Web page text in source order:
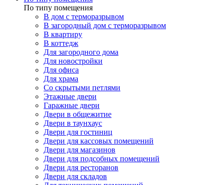
По типу помещения
В дом с терморазрывом
В загородный дом с терморазрывом
В квартиру
В коттедж
Для загородного дома
Для новостройки
Для офиса
Для храма
Со скрытыми петлями
Этажные двери
Гаражные двери
Двери в общежитие
Двери в таунхаус
Двери для гостиниц
Двери для кассовых помещений
Двери для магазинов
Двери для подсобных помещений
Двери для ресторанов
Двери для складов